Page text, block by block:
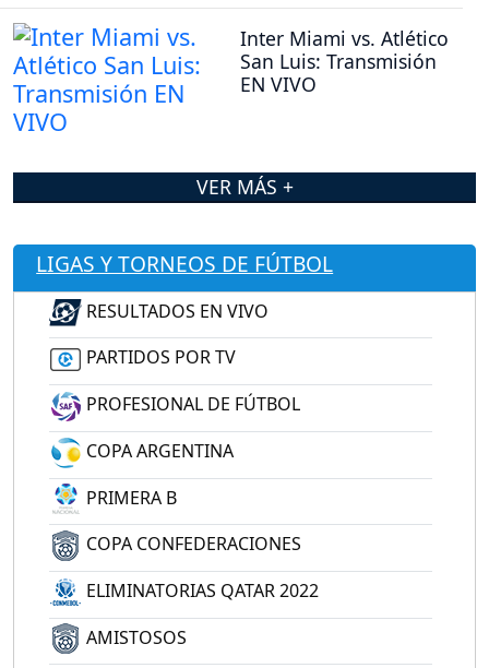
Inter Miami vs. Atlético
San Luis: Transmisión
EN VIVO
VER MÁS +
LIGAS Y TORNEOS DE FÚTBOL
RESULTADOS EN VIVO
PARTIDOS POR TV
PROFESIONAL DE FÚTBOL
COPA ARGENTINA
PRIMERA B
COPA CONFEDERACIONES
ELIMINATORIAS QATAR 2022
AMISTOSOS